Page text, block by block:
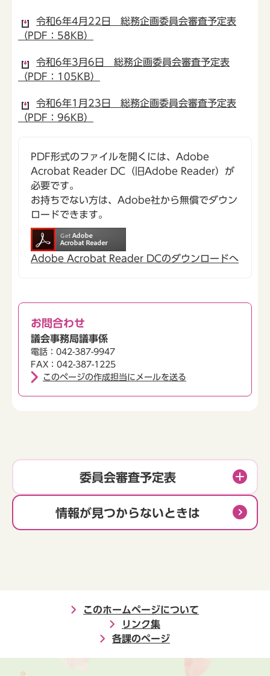
令和6年4月22日 総務企画委員会審査予定表
（PDF：58KB）
令和6年3月6日 総務企画委員会審査予定表
（PDF：105KB）
令和6年1月23日 総務企画委員会審査予定表
（PDF：96KB）
PDF形式のファイルを開くには、Adobe
Acrobat Reader DC（旧Adobe Reader）が
必要です。
お持ちでない方は、Adobe社から無償でダウン
ロードできます。
Adobe Acrobat Reader DCのダウンロードへ
お問合わせ
議会事務局議事係
電話：042-387-9947
FAX：042-387-1225
このページの作成担当にメールを送る
委員会審査予定表
情報が見つからないときは
このホームページについて
リンク集
各課のページ